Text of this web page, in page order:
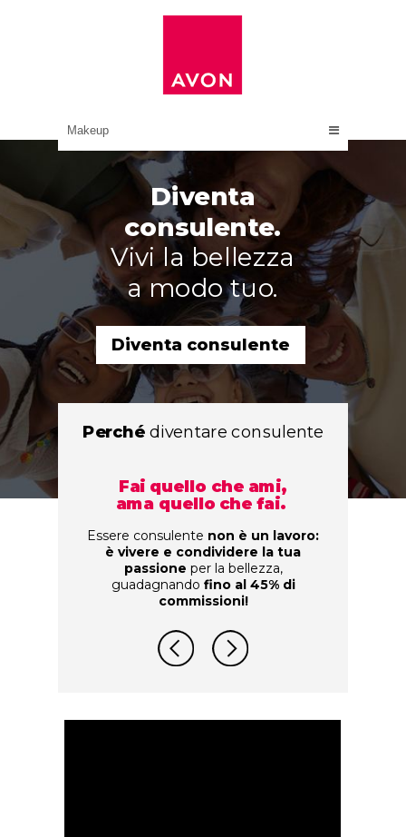
Makeup
Diventa
consulente.
Vivi la bellezza
a modo tuo.
Perché diventare consulente
Diventa consulente
Essere consulente non è un lavoro:
è vivere e condividere la tua
passione per la bellezza,
guadagnando fino al 45% di
commissioni!
Fai quello che ami,
ama quello che fai.